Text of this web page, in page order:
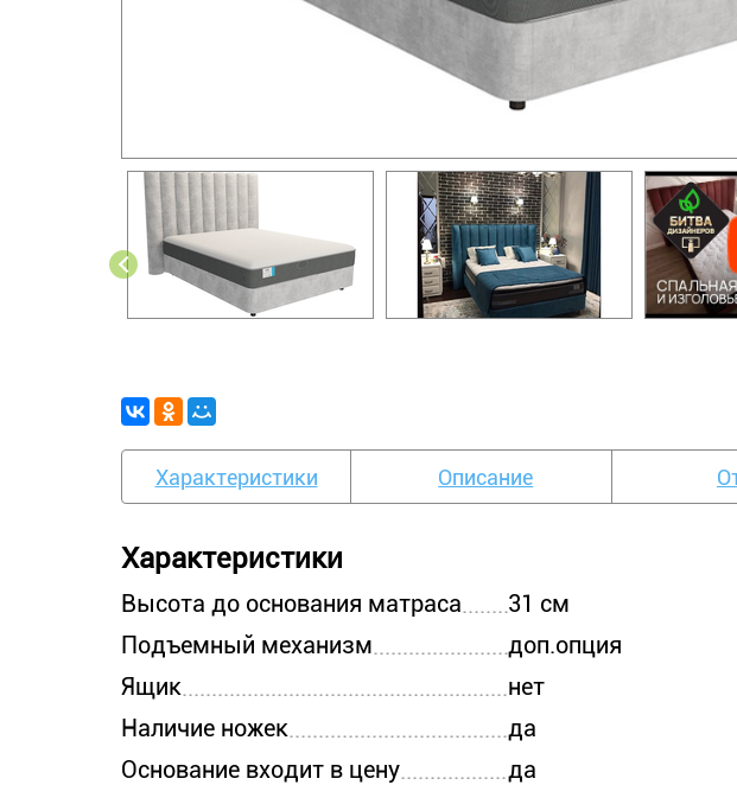
Характеристики Описание
Характеристики
Высота до основания матраса
31 см
Подъемный механизм
доп.опция
Ящик
нет
Наличие ножек
да
Основание входит в цену
да